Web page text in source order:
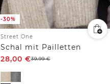
-30%
Street One
Schal mit Pailletten
28,00 €39,99€